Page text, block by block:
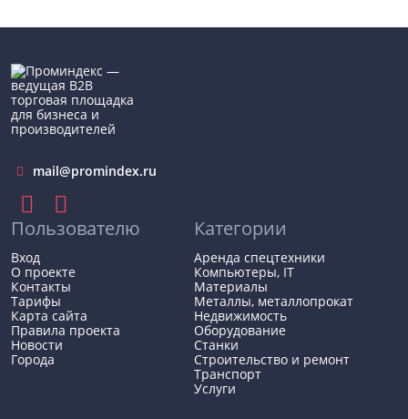
mail@promindex.ru
Пользователю
Вход
О проекте
Контакты
Тарифы
Карта сайта
Правила проекта
Новости
Города
Категории
Аренда спецтехники
Компьютеры, IT
Материалы
Металлы, металлопрокат
Недвижимость
Оборудование
Станки
Строительство и ремонт
Транспорт
Услуги